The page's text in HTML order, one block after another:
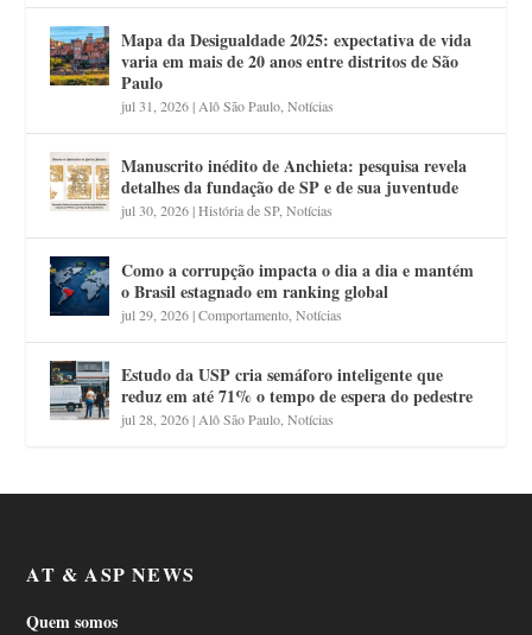
Mapa da Desigualdade 2025: expectativa de vida
varia em mais de 20 anos entre distritos de São
Paulo
jul 31, 2026| Alô São Paulo ,Notícias
Manuscrito inédito de Anchieta: pesquisa revela
detalhes da fundação de SP e de sua juventude
jul 30, 2026|História de SP,Notícias
Como a corrupção impacta o dia a dia e mantém
o Brasil estagnado em ranking global
jul 29, 2026|Comportamento ,Notícias
Estudo da USP cria semáforo inteligente que
reduz em até 71% o tempo de espera do pedestre
jul 28, 2026| Alô São Paulo ,Notícias
AT & ASP NEWS
Quem somos